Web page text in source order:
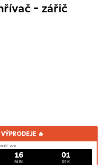
- zářič
🔥
za:
16
MIN
00
SEK